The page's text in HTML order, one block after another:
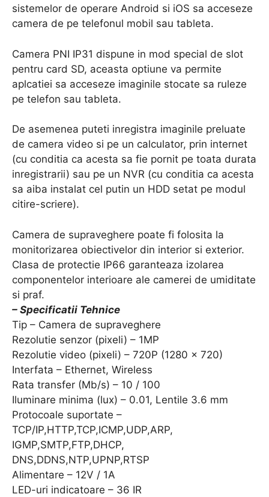
sistemelor de operare Android si iOS sa acceseze
camera de pe telefonul mobil sau tableta.
Camera PNI IP31 dispune in mod special de slot
pentru card SD, aceasta optiune va permite
aplcatiei sa acceseze imaginile stocate sa ruleze
pe telefon sau tableta.
De asemenea puteti inregistra imaginile preluate
de camera video si pe un calculator, prin internet
(cu conditia ca acesta sa fie pornit pe toata durata
inregistrarii) sau pe un NVR (cu conditia ca acesta
sa aiba instalat cel putin un HDD setat pe modul
citire-scriere).
Camera de supraveghere poate fi folosita la
monitorizarea obiectivelor din interior si exterior.
Clasa de protectie IP66 garanteaza izolarea
componentelor interioare ale camerei de umiditate
si praf.
– Specificatii Tehnice
Tip – Camera de supraveghere
Rezolutie senzor (pixeli) – 1MP
Rezolutie video (pixeli) – 720P (1280 x 720)
Interfata – Ethernet, Wireless
Rata transfer (Mb/s) – 10 / 100
Iluminare minima (lux) – 0.01, Lentile 3.6 mm
Protocoale suportate –
TCP/IP,HTTP,TCP,ICMP,UDP,ARP,
IGMP,SMTP,FTP,DHCP,
DNS,DDNS,NTP,UPNP,RTSP
Alimentare – 12V / 1A
LED-uri indicatoare – 36 IR